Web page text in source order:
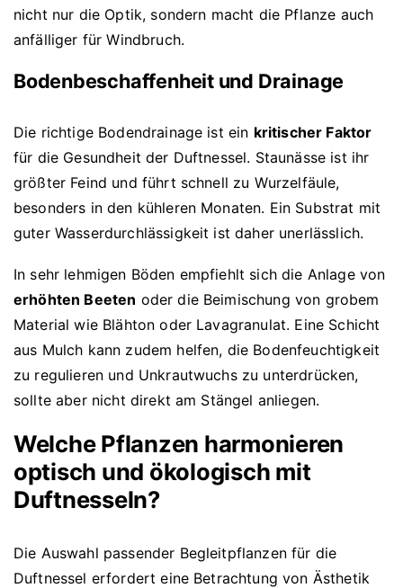
nicht nur die Optik, sondern macht die Pflanze auch
anfälliger für Windbruch.
Bodenbeschaffenheit und Drainage
Die richtige Bodendrainage ist ein kritischer Faktor
für die Gesundheit der Duftnessel. Staunässe ist ihr
größter Feind und führt schnell zu Wurzelfäule,
besonders in den kühleren Monaten. Ein Substrat mit
guter Wasserdurchlässigkeit ist daher unerlässlich.
In sehr lehmigen Böden empfiehlt sich die Anlage von
erhöhten Beeten oder die Beimischung von grobem
Material wie Blähton oder Lavagranulat. Eine Schicht
aus Mulch kann zudem helfen, die Bodenfeuchtigkeit
zu regulieren und Unkrautwuchs zu unterdrücken,
sollte aber nicht direkt am Stängel anliegen.
Welche Pflanzen harmonieren
optisch und ökologisch mit
Duftnesseln?
Die Auswahl passender Begleitpflanzen für die
Duftnessel erfordert eine Betrachtung von Ästhetik